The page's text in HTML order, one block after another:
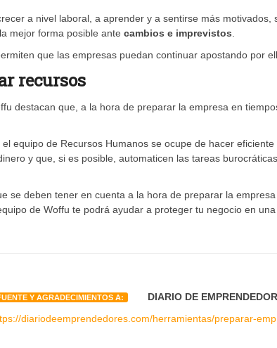
a nivel laboral, a aprender y a sentirse más motivados,
mejor forma posible ante cambios e imprevistos.
que las empresas puedan continuar apostando por
recursos
destacan que, a la hora de preparar la empresa en
equipo de Recursos Humanos se ocupe de hacer
y que, si es posible, automaticen las tareas
se deben tener en cuenta a la hora de preparar la
de Woffu te podrá ayudar a proteger tu negocio en
Y AGRADECIMIENTOS A: DIARIO DE
diariodeemprendedores.com/herramientas/preparar-